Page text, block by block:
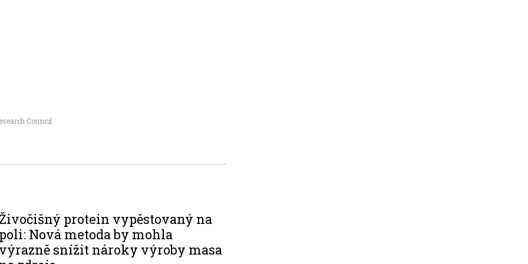
Council
protein vypěstovaný na
Nová metoda by mohla
snížit nároky výroby masa